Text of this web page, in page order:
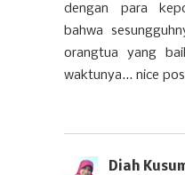
dengan para
bahwa
orangtua yang
waktunya... nice
Diah